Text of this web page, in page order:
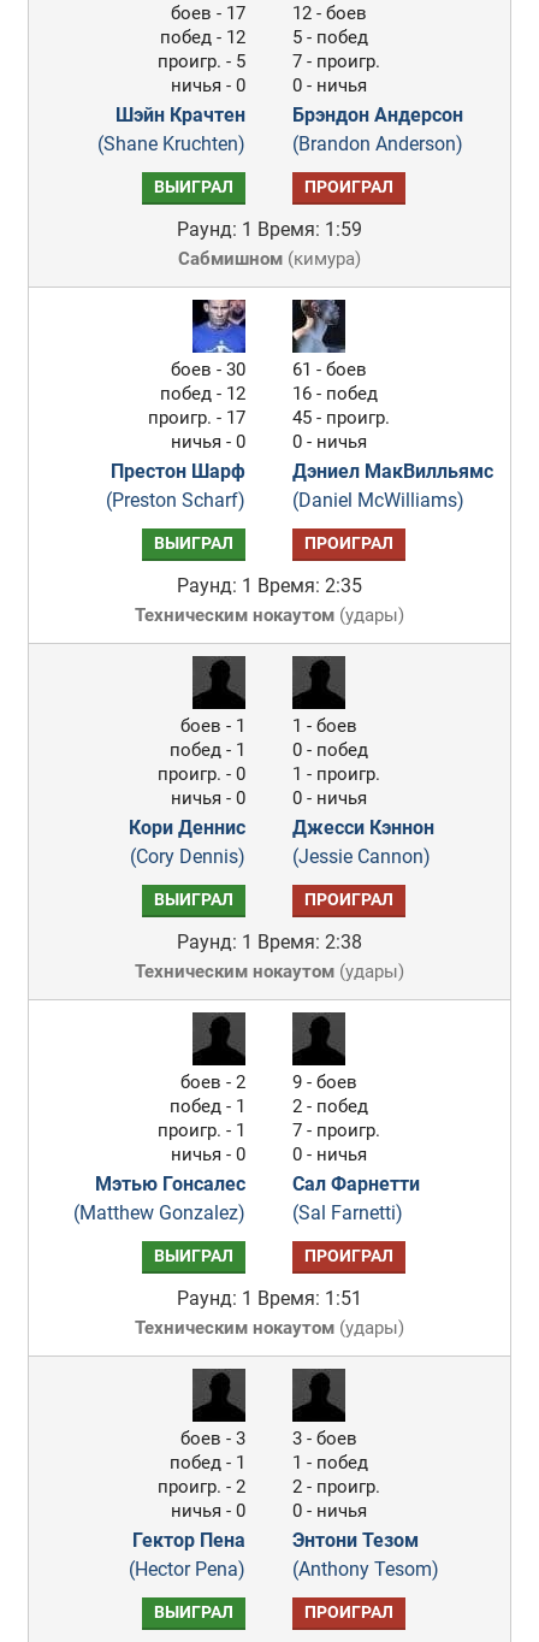
боев - 17
побед - 12
проигр. - 5
ничья - 0
Шэйн Крачтен
(Shane Kruchten)
12 - боев
5 - побед
7 - проигр.
0 - ничья
Брэндон Андерсон
(Brandon Anderson)
ВЫИГРАЛ ПРОИГРАЛ
Раунд: 1 Время: 1:59
Сабмишном(кимура)
боев - 30
побед - 12
проигр. - 17
ничья - 0
Престон Шарф
(Preston Scharf)
61 - боев
16 - побед
45 - проигр.
0 - ничья
Дэниел МакВилльямс
(Daniel McWilliams)
ВЫИГРАЛ ПРОИГРАЛ
Раунд: 1 Время: 2:35
Техническим нокаутом(удары)
боев - 1
побед - 1
проигр. - 0
ничья - 0
Кори Деннис
(Cory Dennis)
1 - боев
0 - побед
1 - проигр.
0 - ничья
Джесси Кэннон
(Jessie Cannon)
ВЫИГРАЛ ПРОИГРАЛ
Раунд: 1 Время: 2:38
Техническим нокаутом(удары)
боев - 2
побед - 1
проигр. - 1
ничья - 0
Мэтью Гонсалес
(Matthew Gonzalez)
9 - боев
2 - побед
7 - проигр.
0 - ничья
Сал Фарнетти
(Sal Farnetti)
ВЫИГРАЛ ПРОИГРАЛ
Раунд: 1 Время: 1:51
Техническим нокаутом(удары)
боев - 3
побед - 1
проигр. - 2
ничья - 0
Гектор Пена
(Hector Pena)
3 - боев
1 - побед
2 - проигр.
0 - ничья
Энтони Тезом
(Anthony Tesom)
ВЫИГРАЛ ПРОИГРАЛ